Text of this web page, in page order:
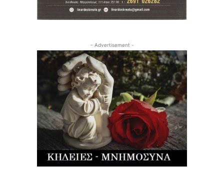
- Advertisement -